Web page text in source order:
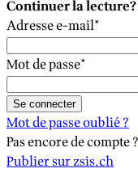
Continuer la
Adresse e-mail*
Mot de passe*
Se connecter
Mot de passe oublié ?
Pas encore de compte ?
Publier sur zsis.ch